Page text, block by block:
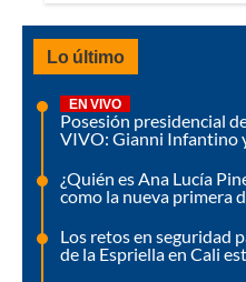
Lo último
EN VIVO
Posesión presidencial
VIVO: Gianni Infantino
¿Quién es Ana Lucía
como la nueva primera
Los retos en seguridad
de la Espriella en Cali